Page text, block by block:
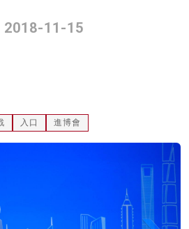
2018-11-15
入口 進博會